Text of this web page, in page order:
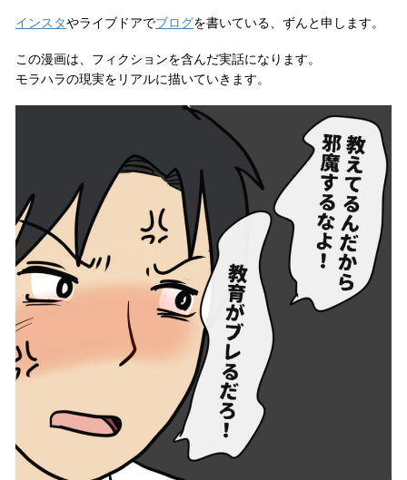
インスタやライブドアでブログを書いている、ずんと申します。
この漫画は、フィクションを含んだ実話になります。
モラハラの現実をリアルに描いていきます。